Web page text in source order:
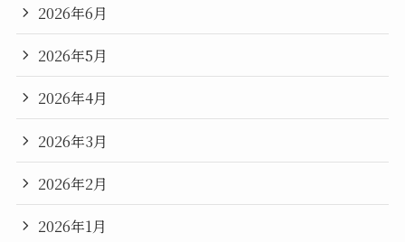
2026年6月
2026年5月
2026年4月
2026年3月
2026年2月
2026年1月